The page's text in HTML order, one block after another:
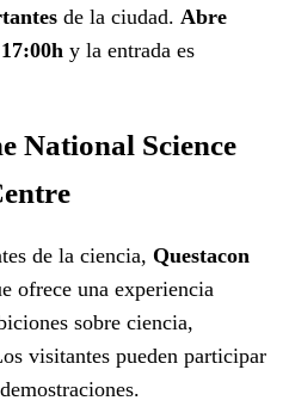
de la ciudad. Abre
y la entrada es
National Science
de la ciencia, Questacon
ofrece una experiencia
sobre ciencia,
visitantes pueden participar